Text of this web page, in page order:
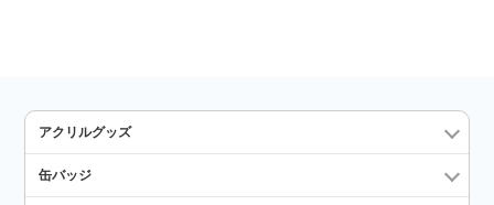
アクリルグッズ
缶バッジ